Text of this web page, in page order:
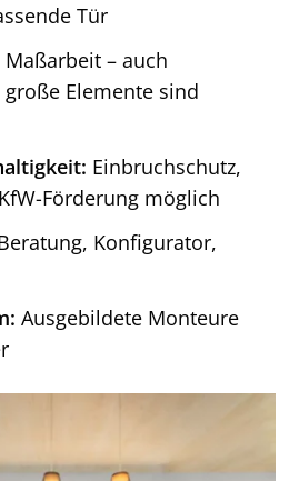
Tür
Maßarbeit – auch
Elemente sind
Einbruchschutz,
Förderung möglich
Konfigurator,
Ausgebildete Monteure